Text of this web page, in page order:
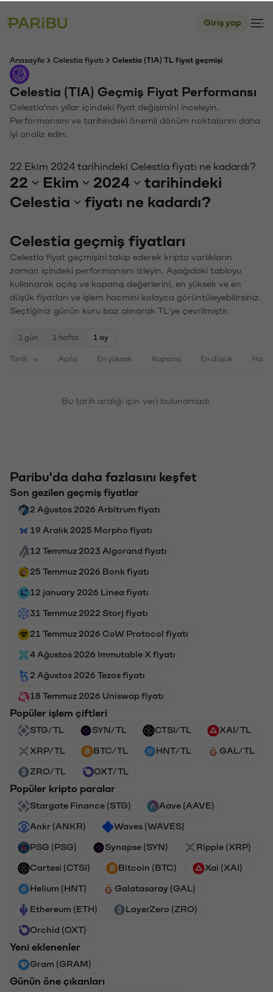
Giriş yap
Anasayfa Celestia fiyatı Celestia (TIA) TL fiyat geçmişi
Celestia (TIA) Geçmiş Fiyat Performansı
Celestia'nın yıllar içindeki fiyat değişimini inceleyin.
Performansını ve tarihindeki önemli dönüm noktalarını daha
iyi analiz edin.
22 Ekim 2024 tarihindeki Celestia fiyatı ne kadardı?
22 Ekim 2024
tarihindeki
Celestia
fiyatı ne kadardı?
Celestia geçmiş fiyatları
Celestia fiyat geçmişini takip ederek kripto varlıkların
zaman içindeki performansını izleyin. Aşağıdaki tabloyu
kullanarak açılış ve kapanış değerlerini, en yüksek ve en
düşük fiyatları ve işlem hacmini kolayca görüntüleyebilirsiniz.
Seçtiğiniz günün kuru baz alınarak TL'ye çevrilmiştir.
1 gün 1 hafta 1 ay
Tarih Açılış En yüksek Kapanış En düşük
Bu tarih aralığı için veri bulunamadı.
Paribu'da daha fazlasını keşfet
Son gezilen geçmiş fiyatlar
2 Ağustos 2026 Arbitrum fiyatı
19 Aralık 2025 Morpho fiyatı
12 Temmuz 2023 Algorand fiyatı
25 Temmuz 2026 Bonk fiyatı
12 january 2026 Linea fiyatı
31 Temmuz 2022 Storj fiyatı
21 Temmuz 2026 CoW Protocol fiyatı
4 Ağustos 2026 Immutable X fiyatı
2 Ağustos 2026 Tezos fiyatı
18 Temmuz 2026 Uniswap fiyatı
Popüler işlem çiftleri
STG/TL SYN/TL CTSI/TL XAI/TL
XRP/TL BTC/TL HNT/TL GAL/TL
ZRO/TL OXT/TL
Popüler kripto paralar
Stargate Finance (STG) Aave (AAVE)
Ankr (ANKR) Waves (WAVES)
PSG (PSG) Synapse (SYN) Ripple (XRP)
Cartesi (CTSI) Bitcoin (BTC) Xai (XAI)
Helium (HNT) Galatasaray (GAL)
Ethereum (ETH) LayerZero (ZRO)
Orchid (OXT)
Yeni eklenenler
Gram (GRAM)
Günün öne çıkanları